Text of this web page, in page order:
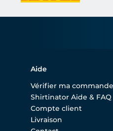
Aide
Vérifier ma commande
Shirtinator Aide & FAQ
Compte client
Livraison